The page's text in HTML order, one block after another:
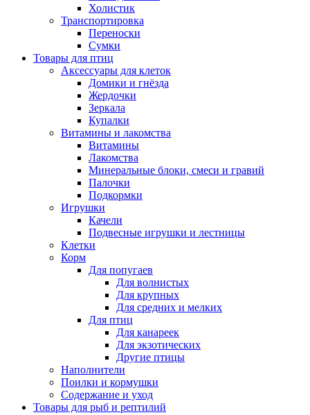
Холистик
Транспортировка
Переноски
Сумки
Товары для птиц
Аксессуары для клеток
Домики и гнёзда
Жердочки
Зеркала
Купалки
Витамины и лакомства
Витамины
Лакомства
Минеральные блоки, смеси и гравий
Палочки
Подкормки
Игрушки
Качели
Подвесные игрушки и лестницы
Клетки
Корм
Для попугаев
Для волнистых
Для крупных
Для средних и мелких
Для птиц
Для канареек
Для экзотических
Другие птицы
Наполнители
Поилки и кормушки
Содержание и уход
Товары для рыб и рептилий